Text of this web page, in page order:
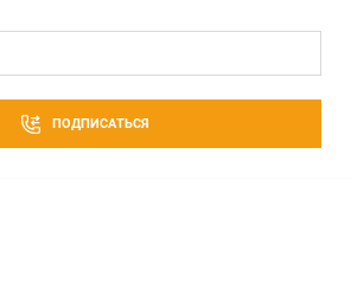
ПОДПИСАТЬСЯ